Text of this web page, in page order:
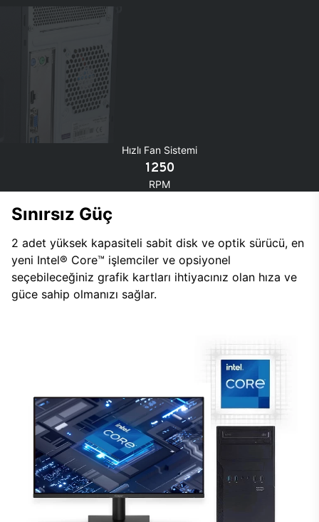
Hızlı Fan Sistemi
1250
RPM
Sınırsız Güç
2 adet yüksek kapasiteli sabit disk ve optik sürücü, en
yeni Intel® Core™ işlemciler ve opsiyonel
seçebileceğiniz grafik kartları ihtiyacınız olan hıza ve
güce sahip olmanızı sağlar.